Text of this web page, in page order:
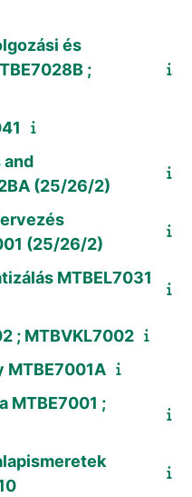
és
;
and
(25/26/2)
(25/26/2)
MTBEL7031
; MTBVKL7002
MTBE7001A
MTBE7001 ;